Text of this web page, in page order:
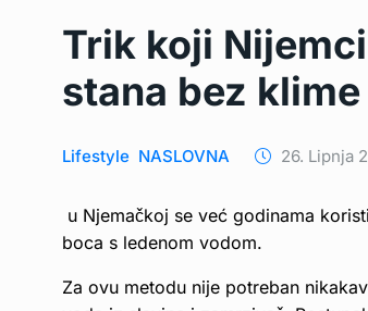
Trik koji
stana bez klime
Lifestyle NASLOVNA 26. Lipnja
u Njemačkoj se već godinama
boca s ledenom vodom.
Za ovu metodu nije potreban